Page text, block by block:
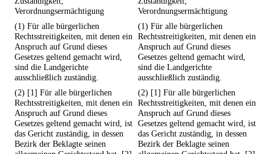
Verordnungsermächtigung
Verordnungsermächtigung
(1) Für alle bürgerlichen
Rechtsstreitigkeiten, mit denen ein
Anspruch auf Grund dieses
Gesetzes geltend gemacht wird,
sind die Landgerichte
ausschließlich zuständig.
(1) Für alle bürgerlichen
Rechtsstreitigkeiten, mit denen ein
Anspruch auf Grund dieses
Gesetzes geltend gemacht wird,
sind die Landgerichte
ausschließlich zuständig.
(2) [1] Für alle bürgerlichen
Rechtsstreitigkeiten, mit denen ein
Anspruch auf Grund dieses
Gesetzes geltend gemacht wird, ist
das Gericht zuständig, in dessen
Bezirk der Beklagte seinen
(2) [1] Für alle bürgerlichen
Rechtsstreitigkeiten, mit denen ein
Anspruch auf Grund dieses
Gesetzes geltend gemacht wird, ist
das Gericht zuständig, in dessen
Bezirk der Beklagte seinen